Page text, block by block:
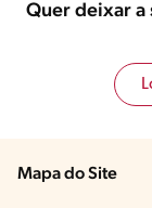
Quer deixar a
Mapa do Site